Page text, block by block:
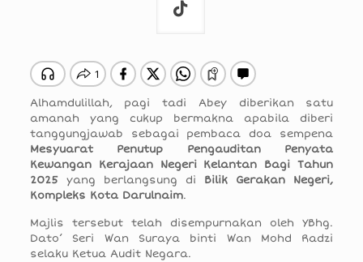
Alhamdulillah, pagi tadi Abey diberikan satu
amanah yang cukup bermakna apabila diberi
tanggungjawab sebagai pembaca doa sempena
Mesyuarat Penutup Pengauditan Penyata
Kewangan Kerajaan Negeri Kelantan Bagi Tahun
2025yang berlangsung di Bilik Gerakan Negeri,
Kompleks Kota Darulnaim.
Majlis tersebut telah disempurnakan oleh YBhg.
Dato’ Seri Wan Suraya binti Wan Mohd Radzi
selaku Ketua Audit Negara.